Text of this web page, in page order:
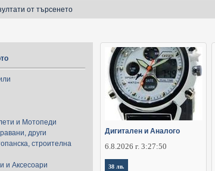
от търсенето
и Мотопеди
други
строителна
и Аксесоари
Дигитален и Аналого
6.8.2026 г. 3:27:50
38 лв.